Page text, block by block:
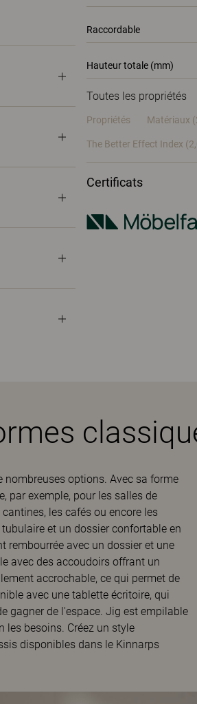
Raccordable
Hauteur totale (mm)
Toutes les propriétés
Propriétés Matériaux
The Better Effect Index
Certificats
options. Avec sa forme
par exemple, pour les salles de
les cafés ou encore les
et un dossier confortable en
rembourrée avec un dossier et une
avec des accoudoirs offrant un
accrochable, ce qui permet de
avec une tablette écritoire, qui
gagner de l'espace. Jig est empilable
les besoins. Créez un style
disponibles dans le Kinnarps